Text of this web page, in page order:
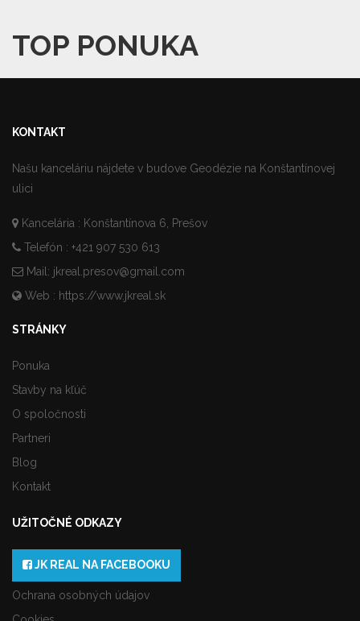
TOP PONUKA
KONTAKT
Našu kanceláriu nájdete v budove Geodézie na Konštantínovej
ulici
Kancelária : Konštantínova 6, Prešov
Telefón : +421 907 530 613
Mail: jkreal.presov@gmail.com
Web : https://www.jkreal.sk
STRÁNKY
Ponuka
Stavby na kľúč
O spoločnosti
Partneri
Blog
Kontakt
UŽITOČNÉ ODKAZY
JK REAL NA FACEBOOKU
Ochrana osobných údajov